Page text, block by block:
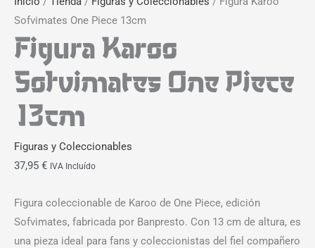
Sofvimates One Piece 13cm
Figura Karoo
Sofvimates One Piece
13cm
Figuras y Coleccionables
37,95 € IVA Incluído
Figura coleccionable de Karoo de One Piece, edición
Sofvimates, fabricada por Banpresto. Con 13 cm de altura, es
una pieza ideal para fans y coleccionistas del fiel compañero